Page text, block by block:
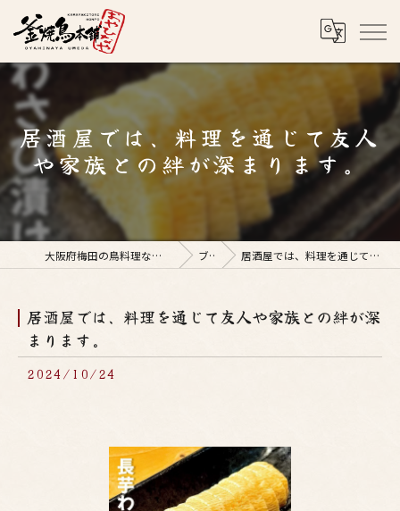
居酒屋では、料理を通じて友人
や家族との絆が深まります。
大阪府梅田の鳥料理なら釜焼鳥本舗おやひなや 梅田店 ブログ 居酒屋では、料理を通じて友人や家族との絆が深まります。
居酒屋では、料理を通じて友人や家族との絆が深
まります。
2024/10/24